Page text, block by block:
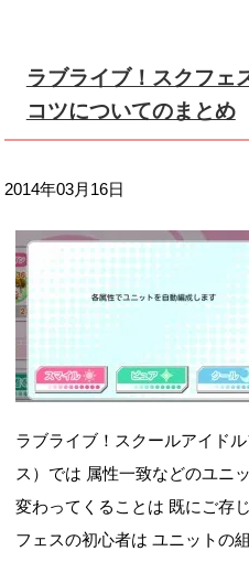
ラブライブ！スクフェ
コツについてのまとめ
2014年03月16日
ラブライブ！スクールアイド
ス）では 属性一致などのユニ
変わってくることは 既にご存
フェスの初心者は ユニットの